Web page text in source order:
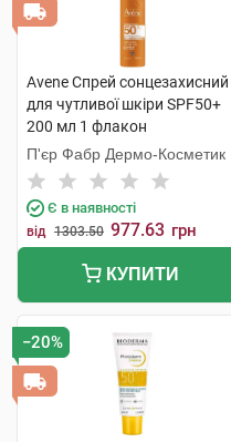
Avene Спрей сонцезахисний
для чутливої шкіри SPF50+
200 мл 1 флакон
П'єр Фабр Дермо-Косметик
Є в наявності
від 1303.50 977.63 грн
КУПИТИ
−20%